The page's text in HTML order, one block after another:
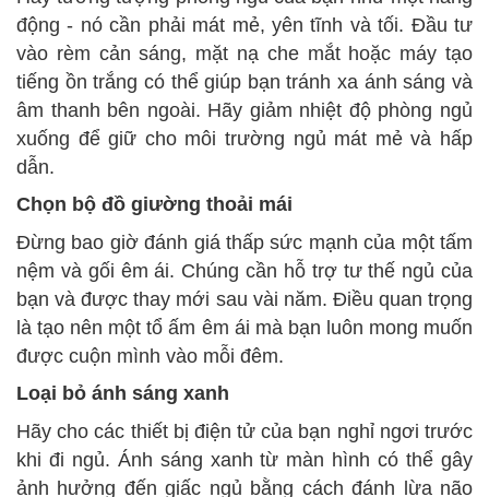
động - nó cần phải mát mẻ, yên tĩnh và tối. Đầu tư
vào rèm cản sáng, mặt nạ che mắt hoặc máy tạo
tiếng ồn trắng có thể giúp bạn tránh xa ánh sáng và
âm thanh bên ngoài. Hãy giảm nhiệt độ phòng ngủ
xuống để giữ cho môi trường ngủ mát mẻ và hấp
dẫn.
Chọn bộ đồ giường thoải mái
Đừng bao giờ đánh giá thấp sức mạnh của một tấm
nệm và gối êm ái. Chúng cần hỗ trợ tư thế ngủ của
bạn và được thay mới sau vài năm. Điều quan trọng
là tạo nên một tổ ấm êm ái mà bạn luôn mong muốn
được cuộn mình vào mỗi đêm.
Loại bỏ ánh sáng xanh
Hãy cho các thiết bị điện tử của bạn nghỉ ngơi trước
khi đi ngủ. Ánh sáng xanh từ màn hình có thể gây
ảnh hưởng đến giấc ngủ bằng cách đánh lừa não